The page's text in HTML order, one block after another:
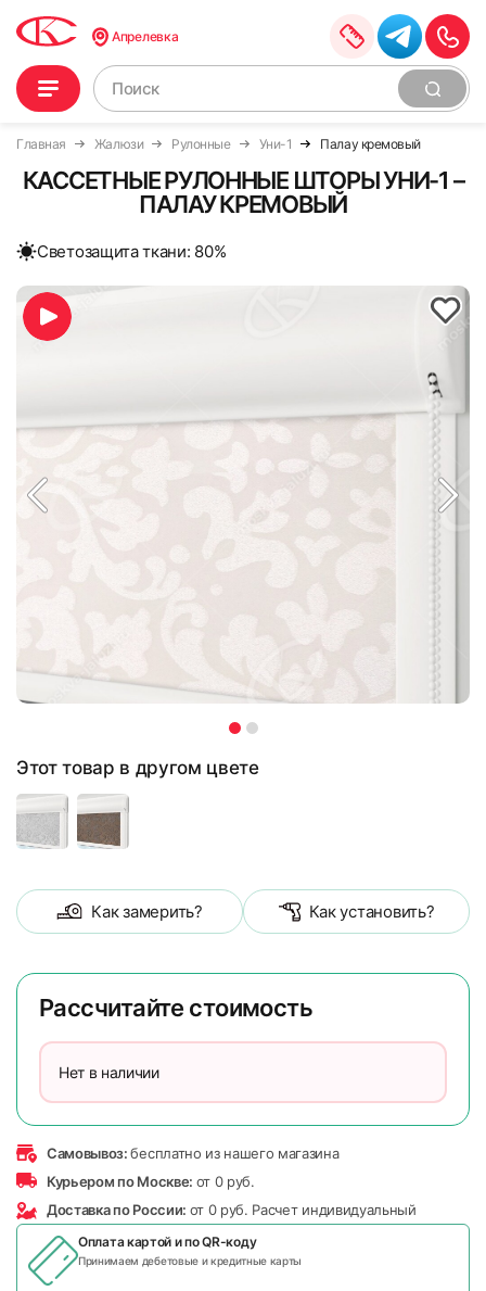
Апрелевка
Главная Жалюзи Рулонные Уни-1 Палау кремовый
КАССЕТНЫЕ РУЛОННЫЕ ШТОРЫ УНИ-1 –
ПАЛАУ КРЕМОВЫЙ
Cветозащита ткани: 80%
Этот товар в другом цвете
Как замерить? Как установить?
Рассчитайте стоимость
Нет в наличии
Самовывоз:бесплатно из нашего магазина
Курьером по Москве: от 0 руб.
Доставка по России: от 0 руб. Расчет индивидуальный
Оплата картой и поQR-коду
Принимаем дебетовые и кредитные карты